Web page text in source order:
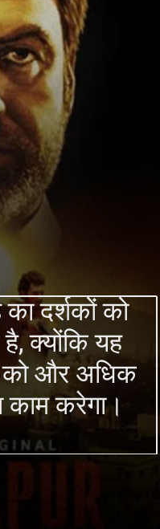
दर्शकों को
क्योंकि यह
को और अधिक
काम करेगा।